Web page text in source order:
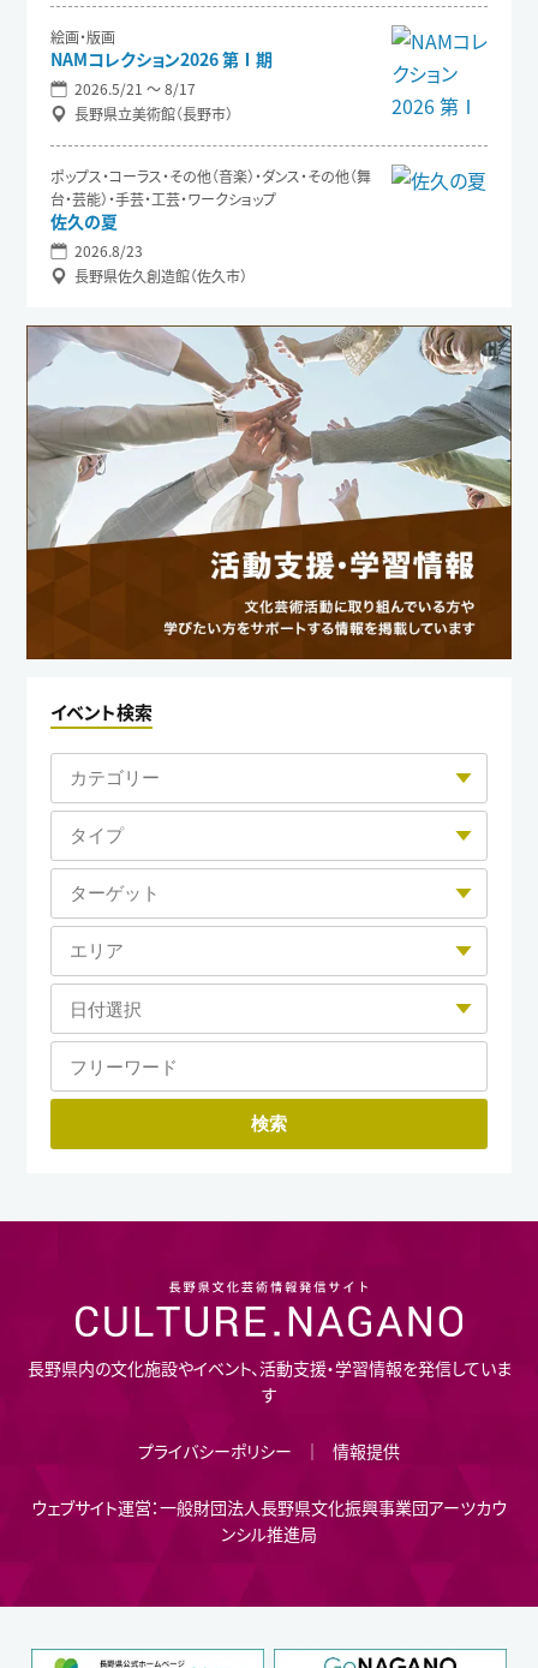
絵画・版画
NAMコレクション2026 第Ⅰ期
2026.5/21 〜 8/17
長野県立美術館（長野市）
ポップス・コーラス・その他（音楽）・ダンス・その他（舞
台・芸能）・手芸・工芸・ワークショップ
佐久の夏
2026.8/23
長野県佐久創造館（佐久市）
イベント検索
長野県内の文化施設やイベント、活動支援・学習情報を発信していま
す
プライバシーポリシー 情報提供
ウェブサイト運営：一般財団法人長野県文化振興事業団アーツカウ
ンシル推進局